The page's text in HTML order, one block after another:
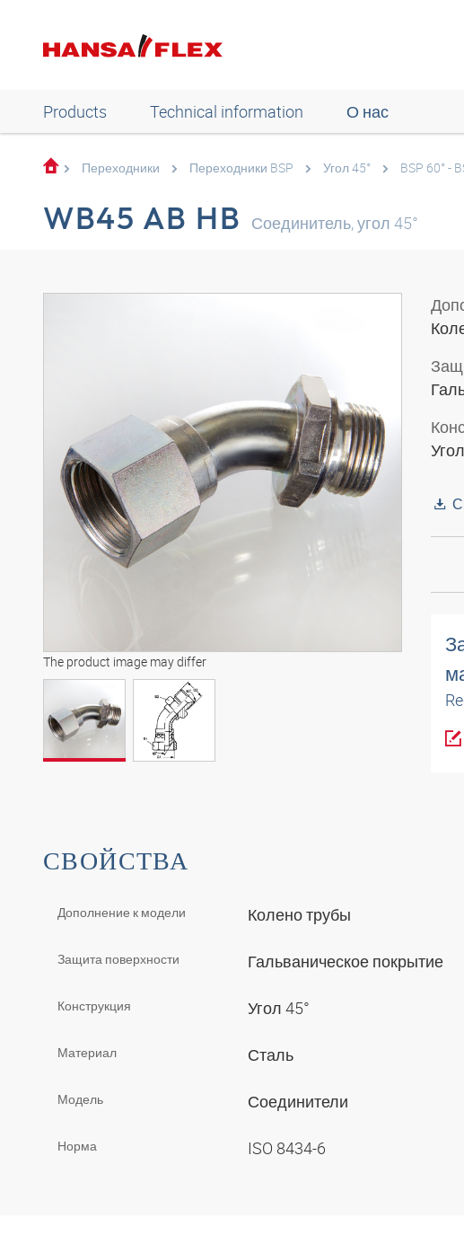
Products Technical information О нас
Переходники Переходники BSP Угол 45° BSP 60° -
WB45 AB HB Соединитель, угол 45°
The product image may differ
СВОЙСТВА
Дополнение к модели Колено трубы
Защита поверхности Гальваническое покрытие
Конструкция Угол 45°
Материал Сталь
Модель Соединители
Норма ISO 8434-6